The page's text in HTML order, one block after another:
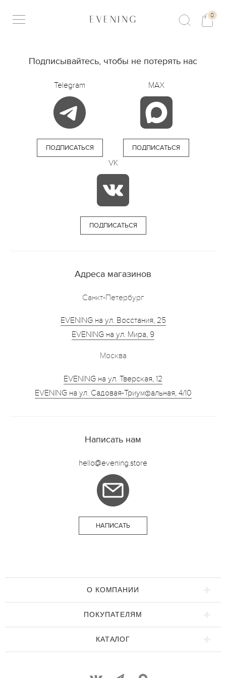
0
Подписывайтесь, чтобы не потерять нас
Telegram
ПОДПИСАТЬСЯ
MAX
ПОДПИСАТЬСЯ
VK
ПОДПИСАТЬСЯ
Адреса магазинов
Санкт-Петербург
EVENING на ул. Восстания, 25
EVENING на ул. Мира, 9
Москва
EVENING на ул. Тверская, 12
EVENING на ул. Садовая-Триумфальная, 4/10
Написать нам
hello@evening.store
НАПИСАТЬ
О КОМПАНИИ
ПОКУПАТЕЛЯМ
КАТАЛОГ